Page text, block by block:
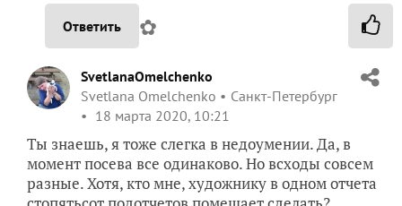
Ответить ✿
SvetlanaOmelchenko
Svetlana Omelchenko
Санкт-Петербург
18 марта 2020, 10:21
Ты знаешь, я тоже слегка в недоумении. Да, в
момент посева все одинаково. Но всходы совсем
разные. Хотя, кто мне, художнику в одном отчета